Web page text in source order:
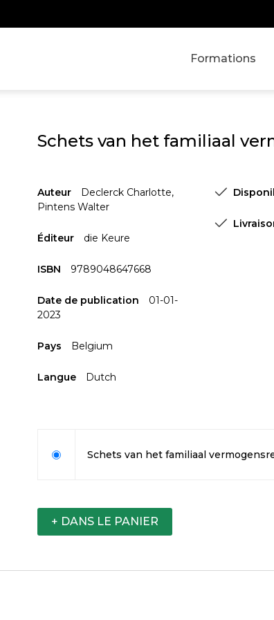
Formations
Schets van het familiaal
Auteur Declerck Charlotte,
Pintens Walter
Éditeur die Keure
ISBN 9789048647668
Date de publication
01-01-
2023
Pays Belgium
Langue Dutch
Schets van het familiaal
+ DANS LE PANIER